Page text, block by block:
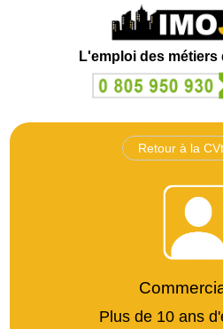
L'emploi des
Retour à la
Plus de 10 ans